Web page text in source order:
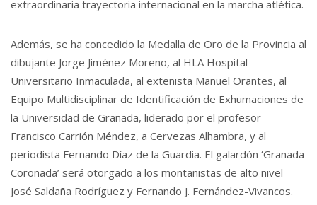
extraordinaria trayectoria internacional en la marcha atlética.
Además, se ha concedido la Medalla de Oro de la Provincia al
dibujante Jorge Jiménez Moreno, al HLA Hospital
Universitario Inmaculada, al extenista Manuel Orantes, al
Equipo Multidisciplinar de Identificación de Exhumaciones de
la Universidad de Granada, liderado por el profesor
Francisco Carrión Méndez, a Cervezas Alhambra, y al
periodista Fernando Díaz de la Guardia. El galardón ‘Granada
Coronada’ será otorgado a los montañistas de alto nivel
José Saldaña Rodríguez y Fernando J. Fernández-Vivancos.